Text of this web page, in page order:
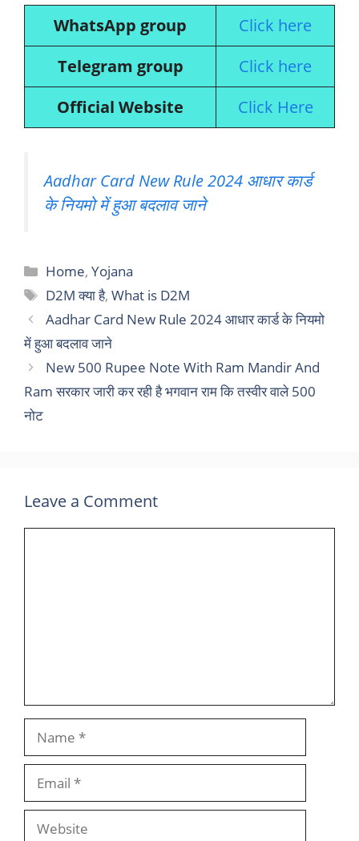
WhatsApp group
Click here
Telegram group
Click here
Official Website
Click Here
Aadhar Card New Rule 2024 आधार कार्ड
के नियमो में हुआ बदलाव जाने
Categories
Home,Yojana
Tags
D2M क्या है,What is D2M
Aadhar Card New Rule 2024 आधार कार्ड के नियमो
में हुआ बदलाव जाने
New 500 Rupee Note With Ram Mandir And
Ram सरकार जारी कर रही है भगवान राम कि तस्वीर वाले 500
नोट
Leave a Comment
Website